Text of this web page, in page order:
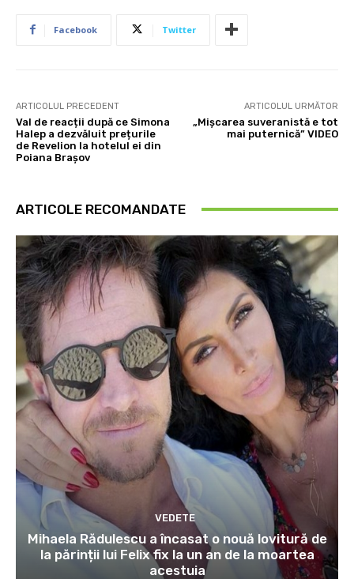
Facebook Twitter
ARTICOLUL PRECEDENT
Val de reacții după ce Simona
Halep a dezvăluit prețurile
de Revelion la hotelul ei din
Poiana Brașov
ARTICOLUL URMĂTOR
„Mișcarea suveranistă e tot
mai puternică” VIDEO
ARTICOLE RECOMANDATE
VEDETE
Mihaela Rădulescu a încasat o nouă lovitură de
la părinții lui Felix fix la un an de la moartea
acestuia